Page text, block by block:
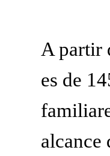
A partir
es de
alcance